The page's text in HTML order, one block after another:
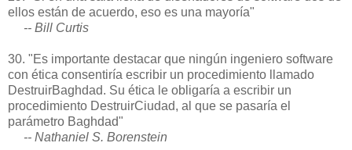
ellos están de acuerdo, eso es una mayoría"
-- Bill Curtis
30. "Es importante destacar que ningún ingeniero software
con ética consentiría escribir un procedimiento llamado
DestruirBaghdad. Su ética le obligaría a escribir un
procedimiento DestruirCiudad, al que se pasaría el
parámetro Baghdad"
-- Nathaniel S. Borenstein